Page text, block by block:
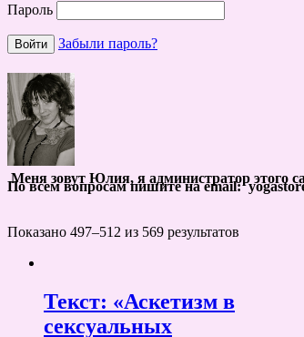
Пароль
Забыли пароль?
Меня зовут Юлия, я администратор этого
По всем вопросам пишите на email:
Показано 497–512 из 569 результатов
Текст: «Аскетизм в
сексуальных